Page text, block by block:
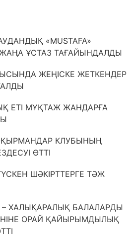
«MUSTAFA»
ЖАҢА ҰСТАЗ ТАҒАЙЫНДАЛДЫ
ЖЕҢІСКЕ ЖЕТКЕНДЕР
ЕТІ МҰҚТАЖ ЖАНДАРҒА
КЛУБЫНЫҢ
ӨТТІ
ШӘКІРТТЕРГЕ ТӘЖ
ХАЛЫҚАРАЛЫҚ БАЛАЛАРДЫ
ОРАЙ ҚАЙЫРЫМДЫЛЫҚ